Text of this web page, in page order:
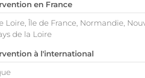
en France
Loire, Île de France, Normandie,
de la Loire
à l'international